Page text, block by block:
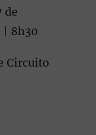
de
| 8h30
Circuito